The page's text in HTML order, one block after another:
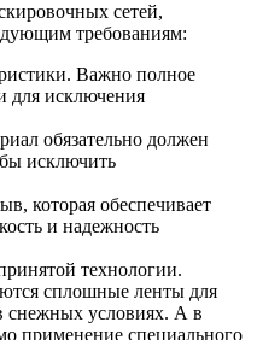
сетей,
требованиям:
Важно полное
для исключения
обязательно должен
исключить
которая обеспечивает
и надежность
технологии.
сплошные ленты для
снежных условиях. А в
применение специального